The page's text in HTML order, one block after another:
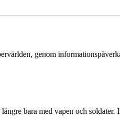
genom
bara med vapen och